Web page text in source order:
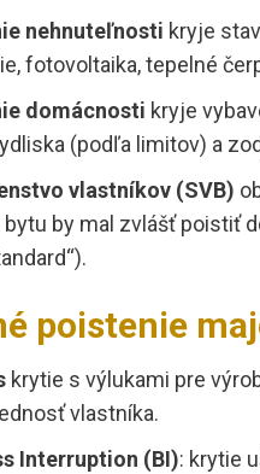
nehnuteľnosti kryje
fotovoltaika, tepelné
domácnosti kryje
(podľa limitov) a
vlastníkov (SVB)
by mal zvlášť poistiť
poistenie
krytie s výlukami pre
vlastníka.
Interruption (BI): krytie